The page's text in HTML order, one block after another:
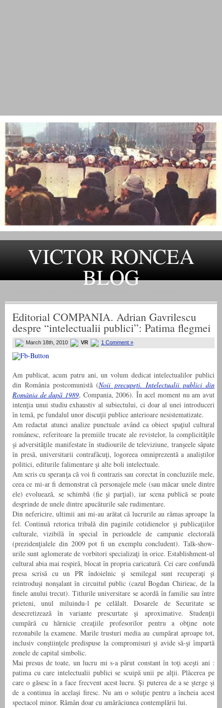
VICTOR RONCEA
BLOG
Editorial COMPANIA. Adrian Gavrilescu
despre “intelectualii publici”: Patima flegmei
March 18th, 2010 VR 1 Comment »
Am publicat, acum patru ani, un volum dedicat intelectualilor publici
din România postcomunistă (Noii precupeţi. Intelectualii publici din
România de după 1989, Compania, 2006). În acel moment nu am avut
intenţia unui studiu exhaustiv al subiectului, ci doar al unei introduceri
în temă, pe fundalul unor discuţii publice anterioare nesistematizate.
Am redactat atunci analize punctuale având ca obiect spaţiul cultural
românesc, referitoare la premiile trucate ale revistelor, la complicităţile
şi adversităţile manifestate în studiourile de televiziune, tranşeele săpate
în presă, universitarii contrafăcuţi, logoreea omniprezentă a analiştilor
politici, editurile falimentare şi alte boli intelectuale.
Am scris cu speranţa că voi fi contrazis sau corectat în concluziile mele,
ceea ce mi-ar fi demonstrat că personajele mele (sau măcar unele dintre
ele) evoluează, se schimbă (fie şi parţial), iar scena publică se poate
desprinde de unele dintre apucăturile sale rudimentare.
Din nefericire, ultimii ani mi-au arătat că lucrurile au rămas aproape la
fel. Continuă retorica tribală din paginile cotidienelor şi publicaţiilor
culturale, vizibilă în special în perioadele de campanie electorală
(prezidenţialele din 2009 pot fi un exemplu concludent). Talk-show-
urile sunt aglomerate de vorbitori specializaţi în orice. Establishment-ul
cultural abia mai respiră, blocat în propria caricatură. Cei care confundă
presa scrisă cu un PR îndoielnic şi semilegal sunt recuperaţi şi
reintroduşi nonşalant în circuitul public (cazul Bogdan Chirieac, de la
finele anului trecut). Titlurile universitare se acordă în familie sau între
prieteni, unul miluindu-l pe celălalt. Dosarele de Securitate se
desecretizează în variante prescurtate şi aproximative. Studenţii
cumpără cu hărnicie creaţiile profesorilor pentru a obţine note
rezonabile la examene. Marile trusturi media au cumpărat aproape tot,
inclusiv conştiinţele predispuse la compromisuri şi avide să-şi împartă
zonele de capital simbolic.
Mai presus de toate, un lucru mi s-a părut constant în toţi aceşti ani :
patima cu care intelectualii publici se scuipă unii pe alţii. Plăcerea pe
care o găsesc în a face frecvent acest lucru. Şi puterea de a se şterge şi
de a continua în acelaşi firesc. Nu am o soluţie pentru a încheia acest
spectacol minor. Rămân doar cu amărăciunea contemplării lui.